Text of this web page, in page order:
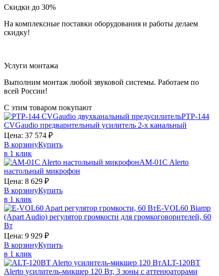
Скидки до 30%
На комплексные поставки оборудования и работы делаем
скидку!
Услуги монтажа
Выполним монтаж любой звуковой системы. Работаем по
всей России!
С этим товаром покупают
PTP-144
CVGaudio предварительный усилитель 2-х канальный
Цена: 37 574 ₽
В корзинуКупить
в 1 клик
AM-01C Alerto
настольный микрофон
Цена: 8 629 ₽
В корзинуКупить
в 1 клик
E-VOL60 Biamp
(Apart Audio) регулятор громкости для громкоговорителей, 60
Вт
Цена: 9 929 ₽
В корзинуКупить
в 1 клик
ALT-120BT
Alerto усилитель-микшер 120 Вт, 3 зоны с аттенюаторами